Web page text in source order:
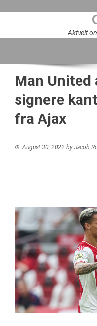
Aktuelt
Man United
signere
fra Ajax
August 30, 2022 by Jacob